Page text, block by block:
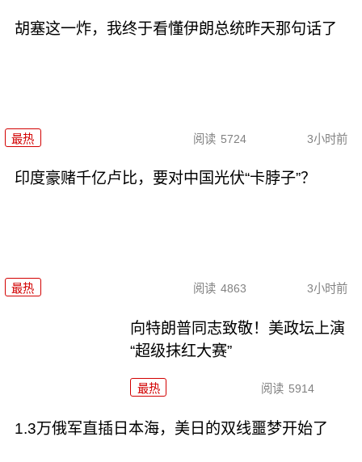
胡塞这一炸，我终于看懂伊朗总统昨天那句话了
最热 阅读 5724 3小时前
印度豪赌千亿卢比，要对中国光伏“卡脖子”？
最热 阅读 4863 3小时前
向特朗普同志致敬！美政坛上演
“超级抹红大赛”
最热 阅读 5914
1.3万俄军直插日本海，美日的双线噩梦开始了